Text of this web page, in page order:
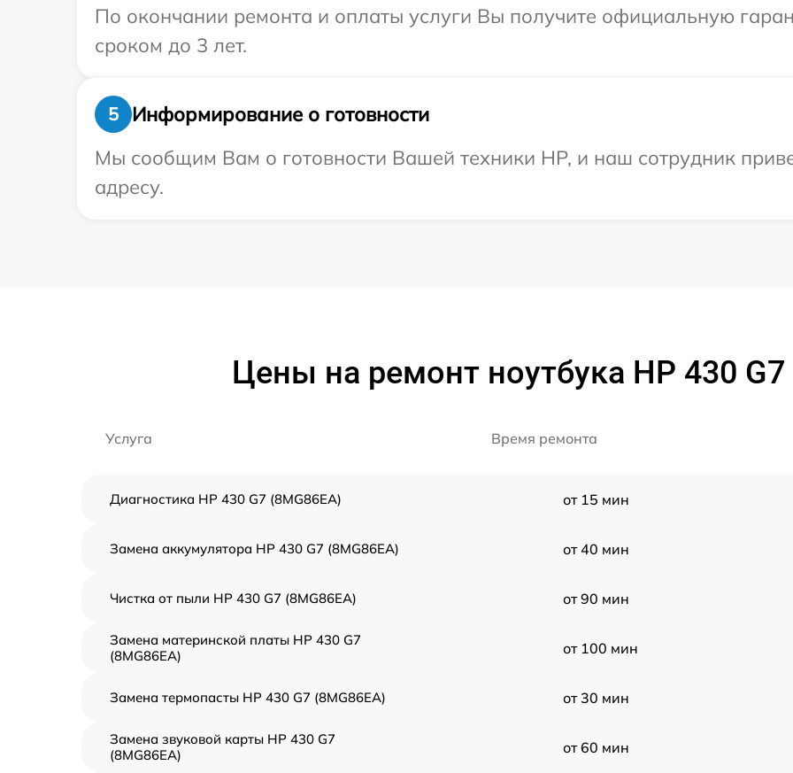
По окончании ремонта и оплаты услуги Вы получите официальную
сроком до 3 лет.
5
Информирование о готовности
Мы сообщим Вам о готовности Вашей техники HP, и наш сотрудник
адресу.
Цены на ремонт ноутбука HP 430 G7
Услуга Время ремонта
Диагностика HP 430 G7 (8MG86EA) от 15 мин
Замена аккумулятора HP 430 G7 (8MG86EA) от 40 мин
Чистка от пыли HP 430 G7 (8MG86EA) от 90 мин
Замена материнской платы HP 430 G7
(8MG86EA)
от 100 мин
Замена термопасты HP 430 G7 (8MG86EA) от 30 мин
Замена звуковой карты HP 430 G7
(8MG86EA)
от 60 мин